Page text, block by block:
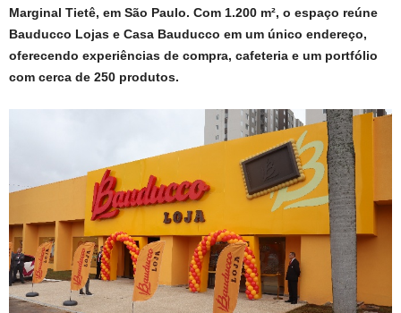
Marginal Tietê, em São Paulo. Com 1.200 m², o espaço reúne
Bauducco Lojas e Casa Bauducco em um único endereço,
oferecendo experiências de compra, cafeteria e um portfólio
com cerca de 250 produtos.